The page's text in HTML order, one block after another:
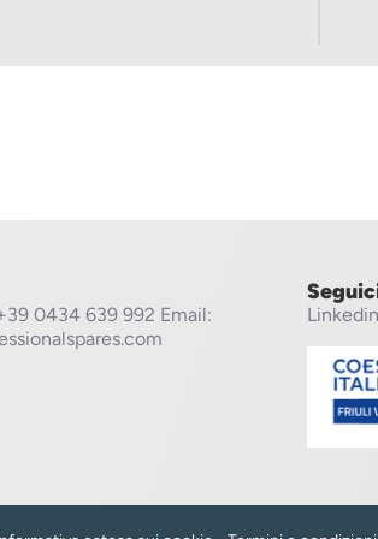
0434 639 992 Email:
Linkedin